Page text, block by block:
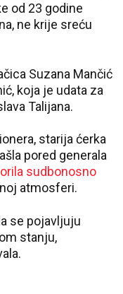
od 23 godine
ne krije sreću
Suzana Mančić
koja je udata za
Talijana.
starija ćerka
pored generala
sudbonosno
atmosferi.
se pojavljuju
stanju,